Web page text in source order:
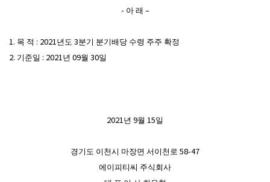
- 아 래 –
1. 목 적 : 2021년도 3분기 분기배당 수령 주주 확정
2. 기준일 : 2021년 09월 30일
2021년 9월 15일
경기도 이천시 마장면 서이천로 58-47
에이피티씨 주식회사